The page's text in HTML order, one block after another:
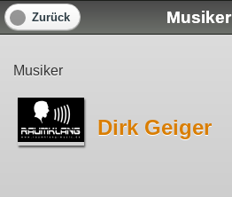
Musiker
Zurück
Musiker
Dirk Geiger